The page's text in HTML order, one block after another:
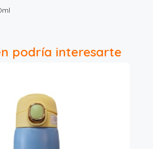
podría interesarte